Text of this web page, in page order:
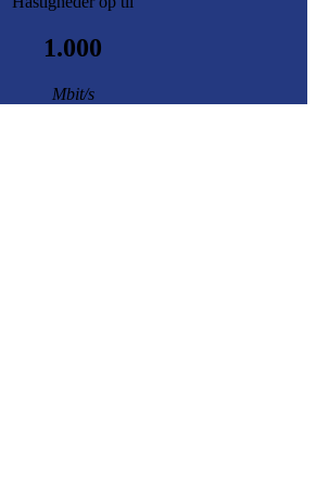
1.000
Mbit/s